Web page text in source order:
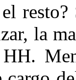
la